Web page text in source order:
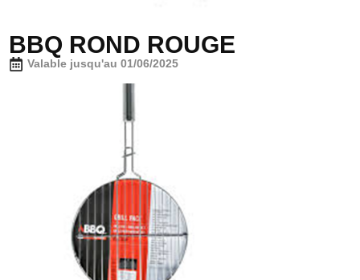
BBQ ROND ROUGE
Valable jusqu'au 01/06/2025